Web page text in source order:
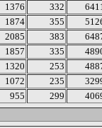
1376 332
1874 355
2085 383
1857 335
1320 253
1072 235
955 299